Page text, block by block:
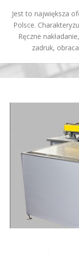
Jest to największa
Polsce.
Ręczne
zadruk,